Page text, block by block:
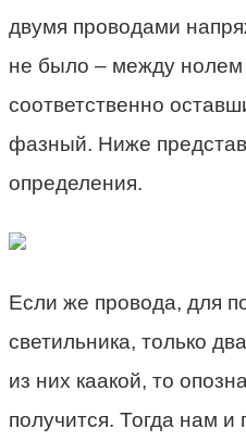
двумя проводами
не было – между
соответственно
фазный. Ниже
определения.
Если же провода, для
светильника, только
из них каакой, то
получится. Тогда нам